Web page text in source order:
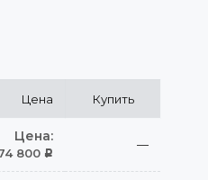
Цена Купить
Цена:
800 Р
—